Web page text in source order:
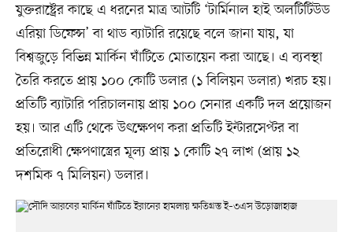
যুক্তরাষ্ট্রের কাছে এ ধরনের মাত্র আটটি ‘টার্মিনাল হাই অলটিটিউড
এরিয়া ডিফেন্স’ বা থাড ব্যাটারি রয়েছে বলে জানা যায়, যা
বিশ্বজুড়ে বিভিন্ন মার্কিন ঘাঁটিতে মোতায়েন করা আছে। এ ব্যবস্থা
তৈরি করতে প্রায় ১০০ কোটি ডলার (১ বিলিয়ন ডলার) খরচ হয়।
প্রতিটি ব্যাটারি পরিচালনায় প্রায় ১০০ সেনার একটি দল প্রয়োজন
হয়। আর এটি থেকে উৎক্ষেপণ করা প্রতিটি ইন্টারসেপ্টর বা
প্রতিরোধী ক্ষেপণাস্ত্রের মূল্য প্রায় ১ কোটি ২৭ লাখ (প্রায় ১২
দশমিক ৭ মিলিয়ন) ডলার।